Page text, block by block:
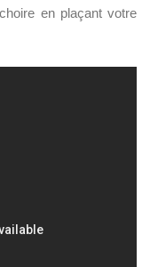
en plaçant votre